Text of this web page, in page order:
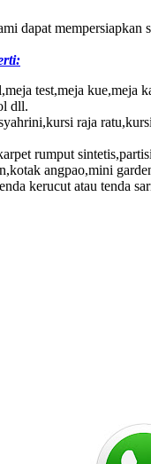
dapat
test,meja
dll.
raja
rumput
angpao,mini
kerucut atau tenda